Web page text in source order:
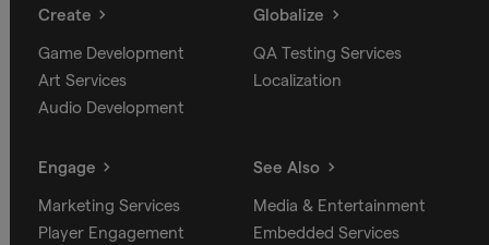
Create
Game Development
Art Services
Audio Development
Globalize
QA Testing Services
Localization
Engage
Marketing Services
Player Engagement
See Also
Media & Entertainment
Embedded Services